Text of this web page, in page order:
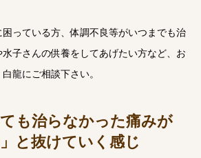
っている方、体調不良等がいつまでも治
子さんの供養をしてあげたい方など、お
龍にご相談下さい。
も治らなかった痛みが
」と抜けていく感じ